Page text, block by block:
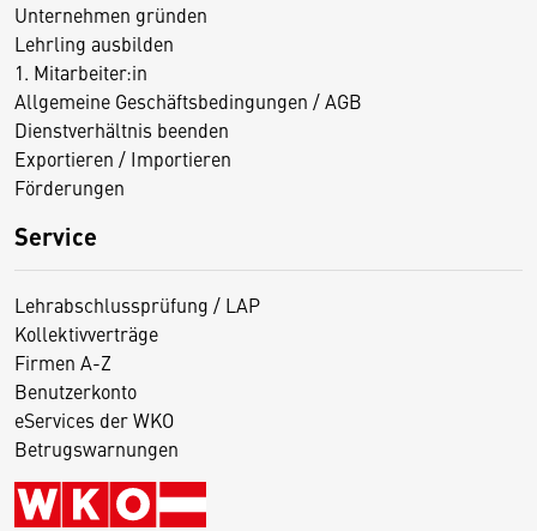
Unternehmen gründen
Lehrling ausbilden
1. Mitarbeiter:in
Allgemeine Geschäftsbedingungen / AGB
Dienstverhältnis beenden
Exportieren / Importieren
Förderungen
Service
Lehrabschlussprüfung / LAP
Kollektivverträge
Firmen A-Z
Benutzerkonto
eServices der WKO
Betrugswarnungen